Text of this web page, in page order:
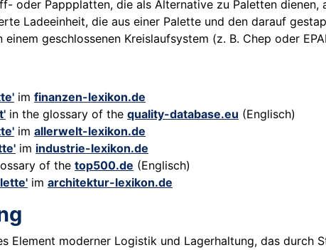
oder Pappplatten, die als Alternative zu Paletten
Ladeeinheit, die aus einer Palette und den darauf
einem geschlossenen Kreislaufsystem (z. B. Chep oder
im finanzen-lexikon.de
in the glossary of the quality-database.eu (Englisch)
im allerwelt-lexikon.de
im industrie-lexikon.de
of the top500.de (Englisch)
im architektur-lexikon.de
Element moderner Logistik und Lagerhaltung, das